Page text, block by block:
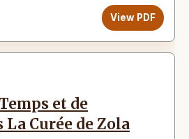
View PDF
et de
La Curée de Zola